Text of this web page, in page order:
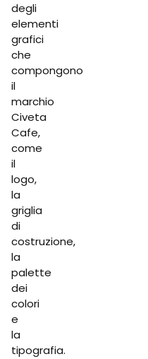
degli
elementi
grafici
che
compongono
il
marchio
Civeta
Cafe,
come
il
logo,
la
griglia
di
costruzione,
la
palette
dei
colori
e
la
tipografia.